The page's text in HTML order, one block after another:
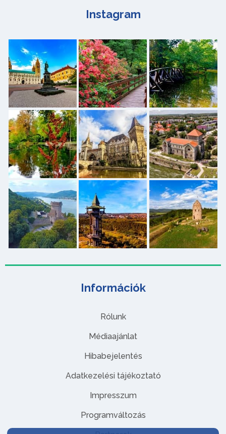
Információk
Rólunk
Médiaajánlat
Hibabejelentés
Adatkezelési tájékoztató
Impresszum
Programváltozás
Instagram